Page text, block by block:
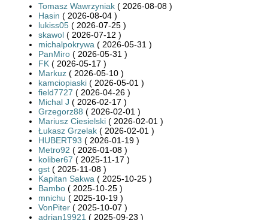
Tomasz Wawrzyniak ( 2026-08-08 )
Hasin ( 2026-08-04 )
lukiss05 ( 2026-07-25 )
skawol ( 2026-07-12 )
michalpokrywa ( 2026-05-31 )
PanMiro ( 2026-05-31 )
FK ( 2026-05-17 )
Markuz ( 2026-05-10 )
kamciopiaski ( 2026-05-01 )
field7727 ( 2026-04-26 )
Michal J ( 2026-02-17 )
Grzegorz88 ( 2026-02-01 )
Mariusz Ciesielski ( 2026-02-01 )
Łukasz Grzelak ( 2026-02-01 )
HUBERT93 ( 2026-01-19 )
Metro92 ( 2026-01-08 )
koliber67 ( 2025-11-17 )
gst ( 2025-11-08 )
Kapitan Sakwa ( 2025-10-25 )
Bambo ( 2025-10-25 )
mnichu ( 2025-10-19 )
VonPiter ( 2025-10-07 )
adrian19921 ( 2025-09-23 )